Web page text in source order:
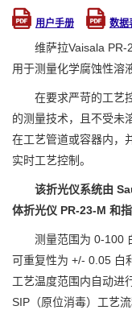
用户手册 数据
维萨拉Vaisala
用于测量化学腐蚀性溶
在要求严苛的工艺
的测量技术，且不受未
在工艺管道或容器内，
实时工艺控制。
该折光仪系统由
体折光仪 PR-23-M 和指
测量范围为 0-100
可重复性为 +/- 0.05 白
工艺温度范围内自动进
SIP（原位消毒）工艺